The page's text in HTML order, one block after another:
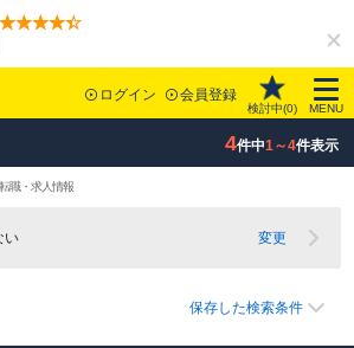
ログイン 会員登録
検討中(0) MENU
4件中1～4件表示
職・求人情報
い 変更
保存した検索条件